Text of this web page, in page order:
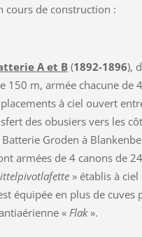
cours de construction :
A et B(1892-1896),
150 m, armée chacune de
à ciel ouvert
des obusiers vers les
Batterie Groden à
armées de 4 canons de
» établis à ciel
équipée en plus de cuves
« Flak».